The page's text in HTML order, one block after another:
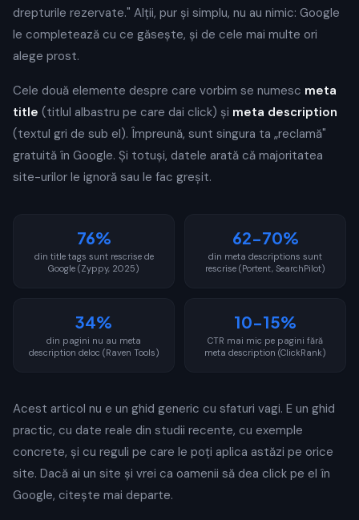
drepturile rezervate." Alții, pur și simplu, nu au nimic: Google
le completează cu ce găsește, și de cele mai multe ori
alege prost.
Cele două elemente despre care vorbim se numesc meta
title (titlul albastru pe care dai click) și meta description
(textul gri de sub el). Împreună, sunt singura ta „reclamă"
gratuită în Google. Și totuși, datele arată că majoritatea
site-urilor le ignoră sau le fac greșit.
76%
din title tags sunt rescrise de
Google (Zyppy, 2025)
62-70%
din meta descriptions sunt
rescrise (Portent, SearchPilot)
34%
din pagini nu au meta
description deloc (Raven Tools)
10-15%
CTR mai mic pe pagini fără
meta description (ClickRank)
Acest articol nu e un ghid generic cu sfaturi vagi. E un ghid
practic, cu date reale din studii recente, cu exemple
concrete, și cu reguli pe care le poți aplica astăzi pe orice
site. Dacă ai un site și vrei ca oamenii să dea click pe el în
Google, citește mai departe.